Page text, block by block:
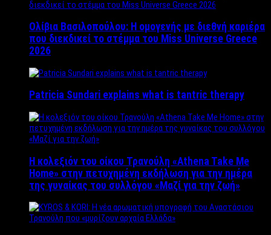
Ολίβια Βασιλοπούλου: Η ομογενής με διεθνή καριέρα
που διεκδικεί το στέμμα του Miss Universe Greece
2026
Patricia Sundari explains what is tantric therapy
Η κολεξιόν του οίκου Τρανούλη «Athena Take Me
Home» στην πετυχημένη εκδήλωση για την ημέρα
της γυναίκας του συλλόγου «Μαζί για την ζωή»